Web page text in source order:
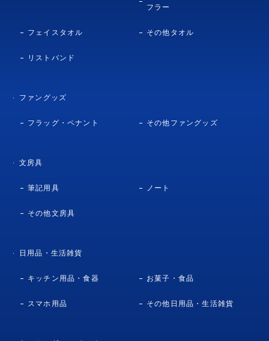
フラー
フェイスタオル その他タオル
リストバンド
ファングッズ
フラッグ・ペナント その他ファングッズ
文房具
筆記用具 ノート
その他文房具
日用品・生活雑貨
キッチン用品・食器 お菓子・食品
スマホ用品 その他日用品・生活雑貨